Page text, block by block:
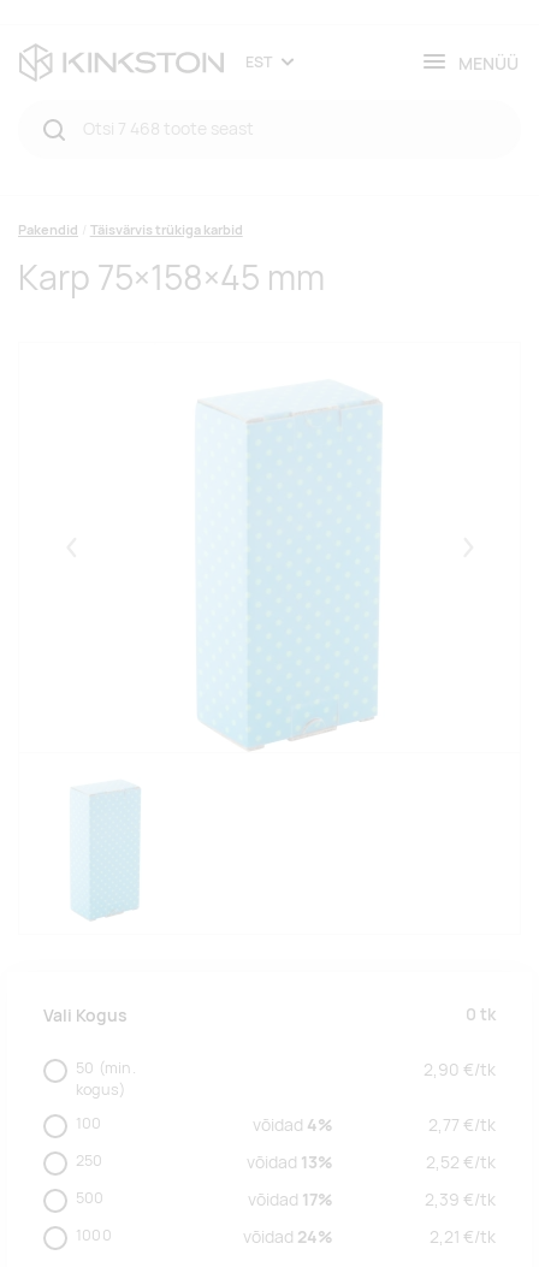
EST MENÜÜ
Pakendid Täisvärvis trükiga karbid
Karp 75×158×45 mm
Vali Kogus 0 tk
50 (min.
kogus)
2,90 €/tk
100 võidad 4% 2,77 €/tk
250 võidad 13% 2,52 €/tk
500 võidad 17% 2,39 €/tk
1000 võidad 24% 2,21 €/tk